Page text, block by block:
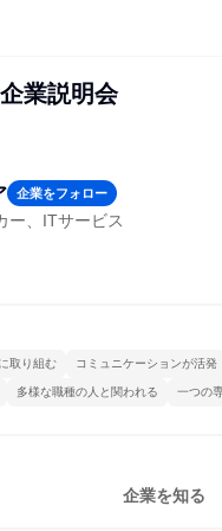
業説明会
企業をフォロー
ー、ITサービス
取り組む コミュニケーションが活発
多様な職種の人と関われる 一つの
企業を知る